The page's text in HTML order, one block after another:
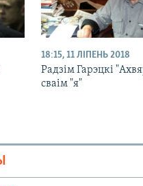
18:15, 11 ЛІПЕНЬ 2018
Радзім Гарэцкі
сваім "я"